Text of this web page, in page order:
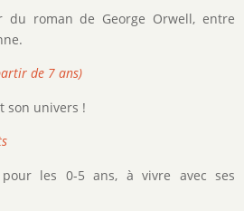
du roman de George Orwell, entre
de 7 ans)
son univers !
les 0-5 ans, à vivre avec ses